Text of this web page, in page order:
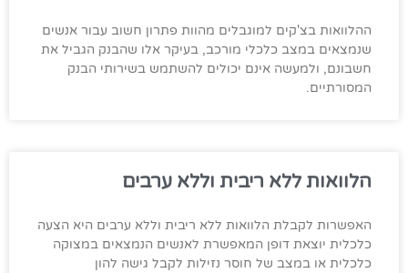
ההלוואות בצ'קים למוגבלים מהוות פתרון חשוב עבור אנשים
שנמצאים במצב כלכלי מורכב, בעיקר אלו שהבנק הגביל את
חשבונם, ולמעשה אינם יכולים להשתמש בשירותי הבנק
המסורתיים.
הלוואות ללא ריבית וללא ערבים
האפשרות לקבלת הלוואות ללא ריבית וללא ערבים היא הצעה
כלכלית יוצאת דופן המאפשרת לאנשים הנמצאים במצוקה
כלכלית או במצב של חוסר נזילות לקבל גישה להון